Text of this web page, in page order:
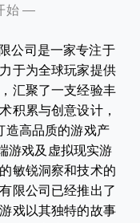
始 —
公司是一家专注于
于为全球玩家提供
汇聚了一支经验丰
积累与创意设计，
造高品质的游戏产
游戏及虚拟现实游
敏锐洞察和技术的
限公司已经推出了
戏以其独特的故事